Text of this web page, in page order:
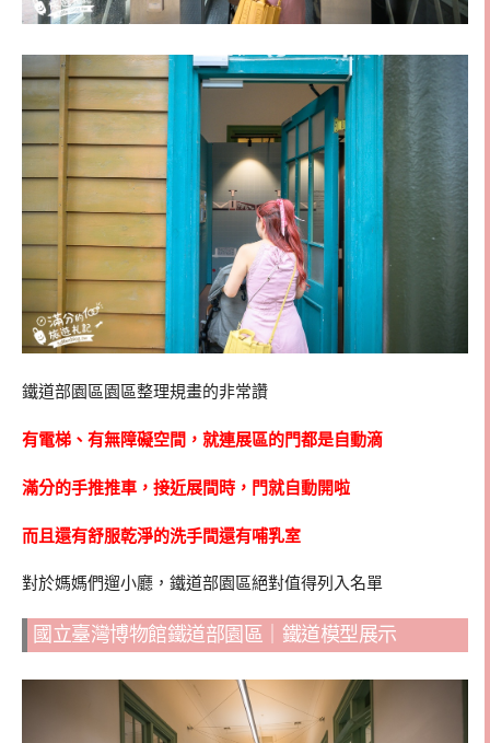
鐵道部園區園區整理規畫的非常讚
有電梯、有無障礙空間，就連展區的門都是自動滴
滿分的手推推車，接近展間時，門就自動開啦
而且還有舒服乾淨的洗手間還有哺乳室
對於媽媽們遛小廳，鐵道部園區絕對值得列入名單
國立臺灣博物館鐵道部園區｜鐵道模型展示